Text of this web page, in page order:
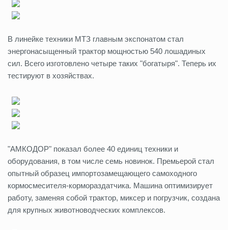
В линейке техники МТЗ главным экспонатом стал
энергонасыщенный трактор мощностью 540 лошадиных
сил. Всего изготовлено четыре таких "богатыря". Теперь их
тестируют в хозяйствах.
"АМКОДОР" показал более 40 единиц техники и
оборудования, в том числе семь новинок. Премьерой стал
опытный образец импортозамещающего самоходного
кормосмесителя-кормораздатчика. Машина оптимизирует
работу, заменяя собой трактор, миксер и погрузчик, создана
для крупных животноводческих комплексов.